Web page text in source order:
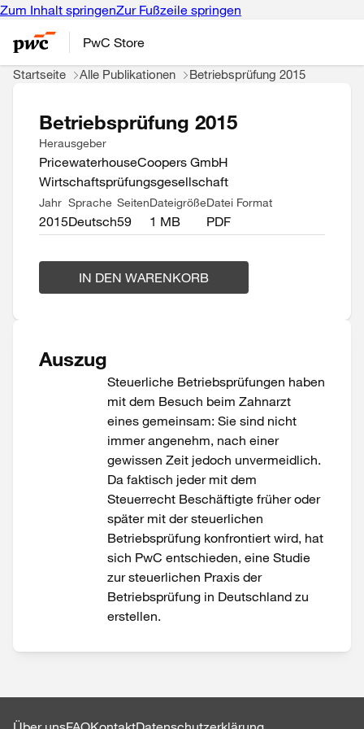
Zum Inhalt springenZur Fußzeile springen
PwC Store
Startseite Alle Publikationen Betriebsprüfung 2015
Betriebsprüfung 2015
Herausgeber
PricewaterhouseCoopers GmbH
Wirtschaftsprüfungsgesellschaft
Jahr
2015
Sprache
Deutsch
Seiten
59
Dateigröße
1 MB
Datei Format
PDF
IN DEN WARENKORB
Auszug
Steuerliche Betriebsprüfungen haben
mit dem Besuch beim Zahnarzt
eines gemeinsam: Sie sind nicht
immer angenehm, nach einer
gewissen Zeit jedoch unvermeidlich.
Da faktisch jeder mit dem
Steuerrecht Beschäftigte früher oder
später mit der steuerlichen
Betriebsprüfung konfrontiert wird, hat
sich PwC entschieden, eine Studie
zur steuerlichen Praxis der
Betriebsprüfung in Deutschland zu
erstellen.